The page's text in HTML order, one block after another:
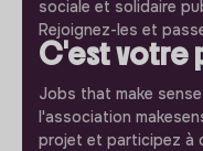
sociale et solidaire
Rejoignez-les et
C'est votre
Jobs that make
l'association
projet et participez à